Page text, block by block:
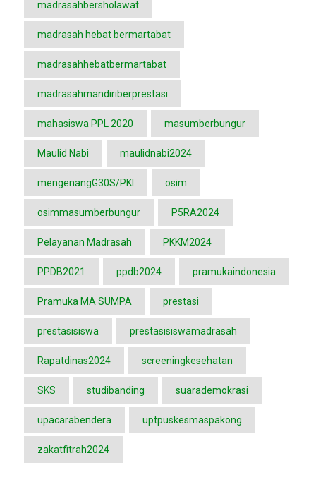
madrasahbersholawat
madrasah hebat bermartabat
madrasahhebatbermartabat
madrasahmandiriberprestasi
mahasiswa PPL 2020 masumberbungur
Maulid Nabi maulidnabi2024
mengenangG30S/PKI osim
osimmasumberbungur P5RA2024
Pelayanan Madrasah PKKM2024
PPDB2021 ppdb2024 pramukaindonesia
Pramuka MA SUMPA prestasi
prestasisiswa prestasisiswamadrasah
Rapatdinas2024 screeningkesehatan
SKS studibanding suarademokrasi
upacarabendera uptpuskesmaspakong
zakatfitrah2024